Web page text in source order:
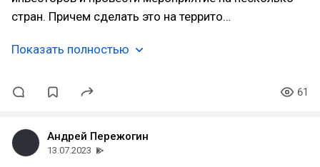
стран. Причем сделать это на террито…
Показать полностью
61
Андрей Пережогин
13.07.2023